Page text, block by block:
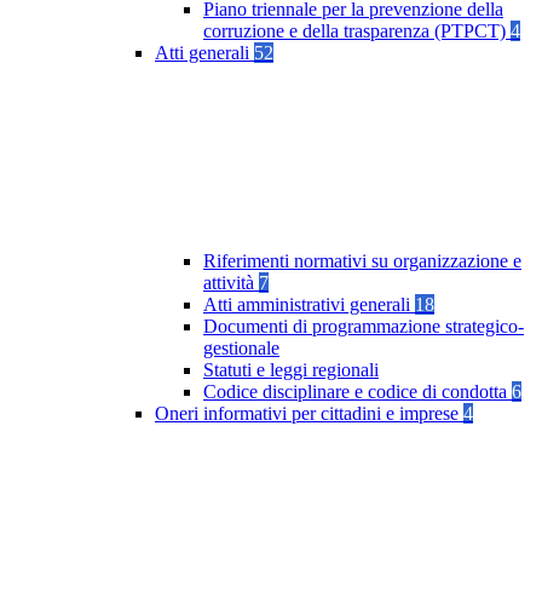
Piano triennale per la prevenzione della
corruzione e della trasparenza (PTPCT) 4
Atti generali 52
Riferimenti normativi su organizzazione e
attività 7
Atti amministrativi generali 18
Documenti di programmazione strategico-
gestionale
Statuti e leggi regionali
Codice disciplinare e codice di condotta 6
Oneri informativi per cittadini e imprese 4